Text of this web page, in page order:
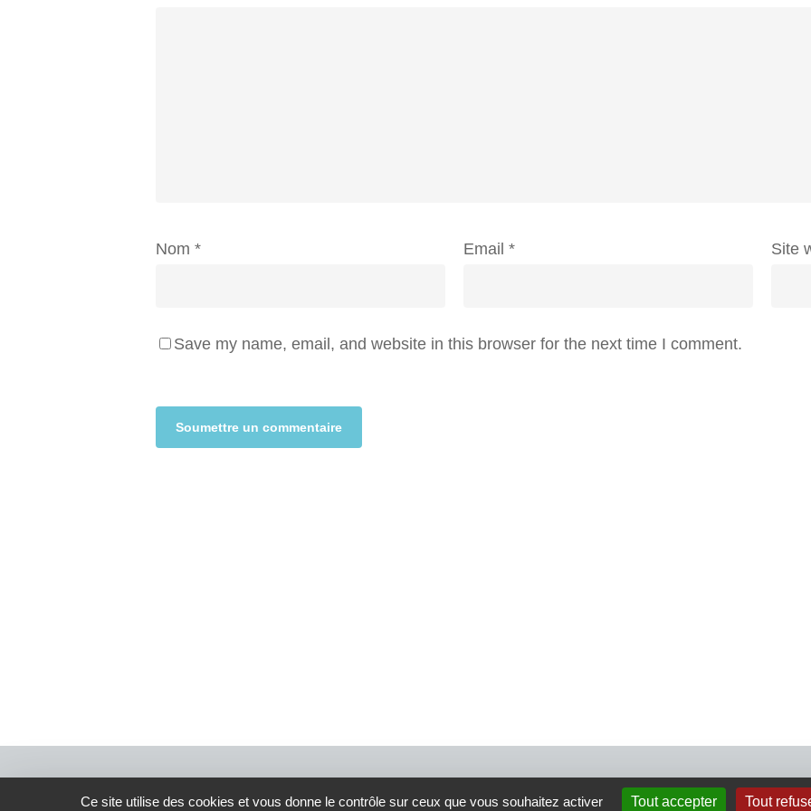
Nom * Email * Site
Save my name, email, and website in this browser for the next time I comment.
4 rue Crec’h-Ugen
Ce site utilise des cookies et vous donne le contrôle sur ceux que vous souhaitez activer Tout accepter Tout